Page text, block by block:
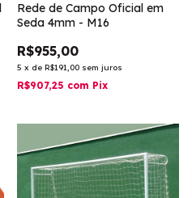
Rede de Campo Oficial em
Seda 4mm - M16
R$955,00
5 x de R$191,00 sem juros
R$907,25 com Pix